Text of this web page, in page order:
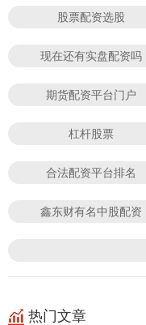
股票配资选股
现在还有实盘配资吗
期货配资平台门户
杠杆股票
合法配资平台排名
鑫东财有名中股配资
热门文章